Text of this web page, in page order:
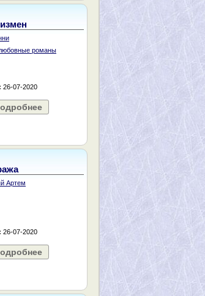
романы
26-07-2020
Артем
26-07-2020